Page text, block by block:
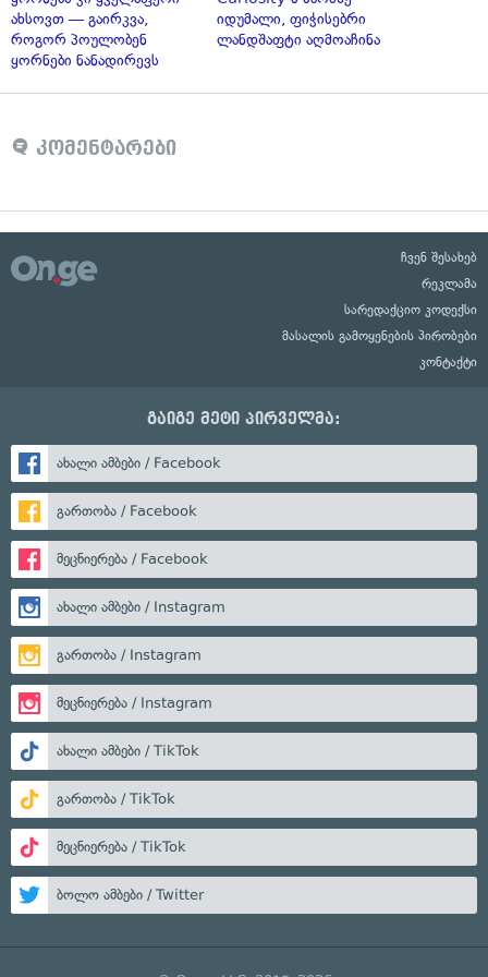
ახსოვთ — გაირკვა,
როგორ პოულობენ
ყორნები ნანადირევს
იდუმალი, ფიჭისებრი
ლანდშაფტი აღმოაჩინა
კომენტარები
ჩვენ შესახებ
რეკლამა
სარედაქციო კოდექსი
მასალის გამოყენების პირობები
კონტაქტი
გაიგე მეტი პირველმა:
ახალი ამბები / Facebook
გართობა / Facebook
მეცნიერება / Facebook
ახალი ამბები / Instagram
გართობა / Instagram
მეცნიერება / Instagram
ახალი ამბები / TikTok
გართობა / TikTok
მეცნიერება / TikTok
ბოლო ამბები / Twitter